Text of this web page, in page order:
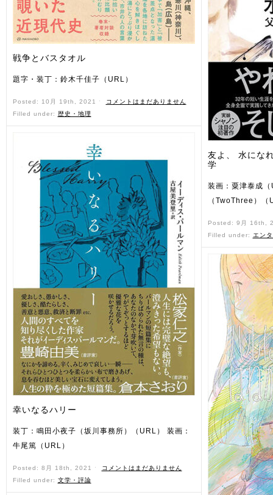
戦争とバスタオル
題字・装丁：鈴木千佳子（URL）
Posted: 10月 19th, 2021 ˑ
コメントはまだありません
Filled under:
歴史・地理
幸いなるハリー
装丁：鳴田小夜子（坂川事務所）（URL） 装画：
牛尾篤（URL）
Posted: 8月 18th, 2021 ˑ
コメントはまだありません
Filled under: 文学・評論
友よ、 水にな
学
装画：粟津泰成
（TwoThree）（
Posted: 9月 16th,
Filled under:
エン